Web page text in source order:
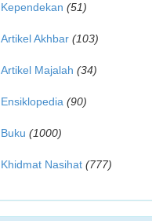
Kependekan (51)
Artikel Akhbar (103)
Artikel Majalah (34)
Ensiklopedia (90)
Buku (1000)
Khidmat Nasihat (777)